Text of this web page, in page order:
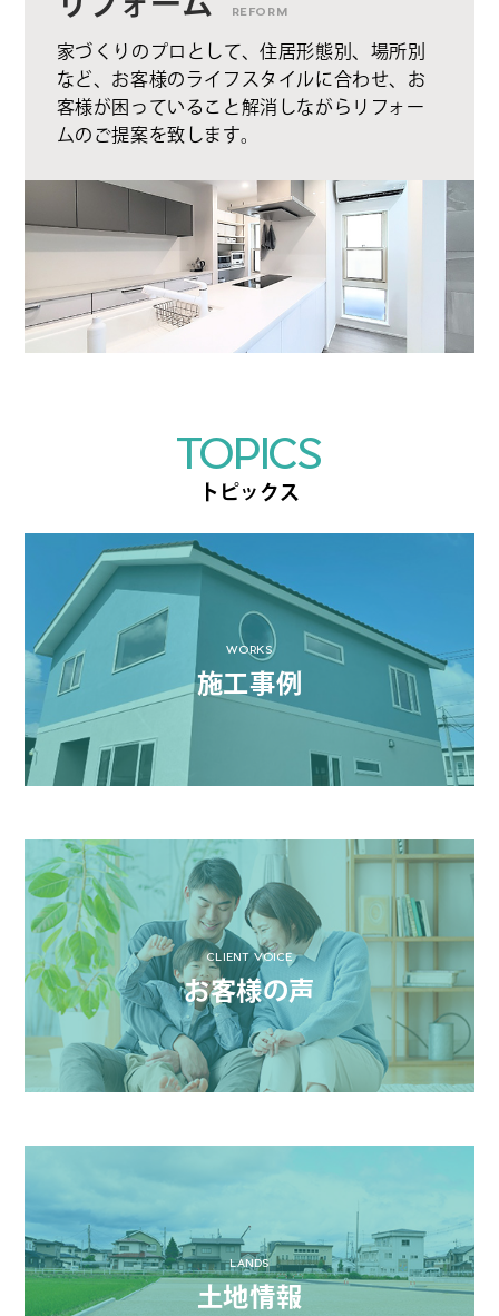
REFORM
家づくりのプロとして、住居形態別、場所別
など、お客様のライフスタイルに合わせ、お
客様が困っていること解消しながらリフォー
ムのご提案を致します。
TOPICS
トピックス
WORKS
施工事例
CLIENT VOICE
お客様の声
LANDS
土地情報